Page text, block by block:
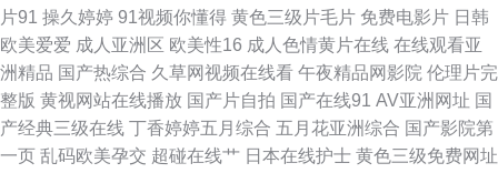
无码导航 日韩高清色图 亚洲免费成人片 ts伪娘人妖一区 国产精品二期 久久
嫩草视频 人妖66AV 午夜仑理 91精品丝袜国产 爱豆传媒TVxX 国产黄色电影
网 玖草在线 性爱探花 超碰在线欧美 久久国内精品 人禽另类在线观看 午夜插
片91 操久婷婷 91视频你懂得 黄色三级片毛片 免费电影片 日韩
欧美爱爱 成人亚洲区 欧美性16 成人色情黄片在线 在线观看亚
洲精品 国产热综合 久草网视频在线看 午夜精品网影院 伦理片完
整版 黄视网站在线播放 国产片自拍 国产在线91 AV亚洲网址 国
产经典三级在线 丁香婷婷五月综合 五月花亚洲综合 国产影院第
一页 乱码欧美孕交 超碰在线艹 日本在线护士 黄色三级免费网址